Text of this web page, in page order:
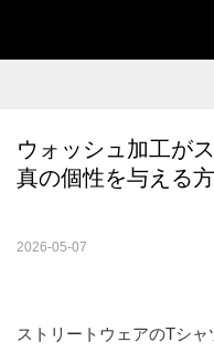
ウォッシュ加工が
真の個性を与える
2026-05-07
ストリートウェアのTシ